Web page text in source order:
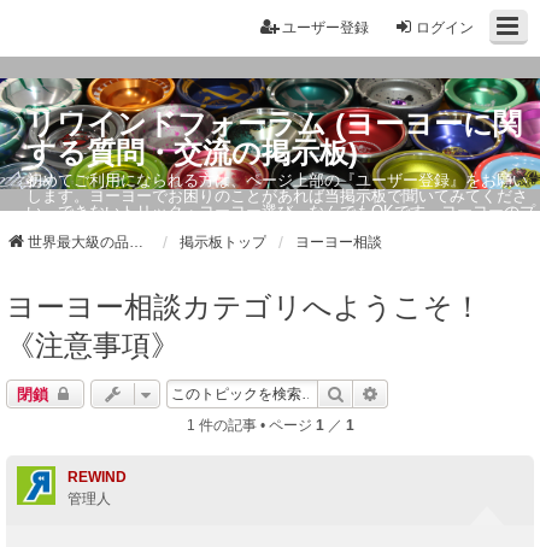
ログイン
ユーザー登録
リワインドフォーラム (ヨーヨーに関
する質問・交流の掲示板)
初めてご利用になられる方は、ページ上部の『ユーザー登録』をお願い
します。ヨーヨーでお困りのことがあれば当掲示板で聞いてみてくださ
い。できないトリック・ヨーヨー選び、なんでもOKです。ヨーヨーのプ
世界最大級の品ぞろえ ヨーヨーストア「リワインド」 掲示板トップ ヨーヨー相談
ヨーヨー相談カテゴリへようこそ！
《注意事項》
閉鎖 検索
1 件の記事 • ページ 1 ／ 1
REWIND
管理人